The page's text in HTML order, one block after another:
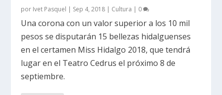
por Ivet Pasquel | Sep 4, 2018 | Cultura | 0
Una corona con un valor superior a los 10 mil
pesos se disputarán 15 bellezas hidalguenses
en el certamen Miss Hidalgo 2018, que tendrá
lugar en el Teatro Cedrus el próximo 8 de
septiembre.